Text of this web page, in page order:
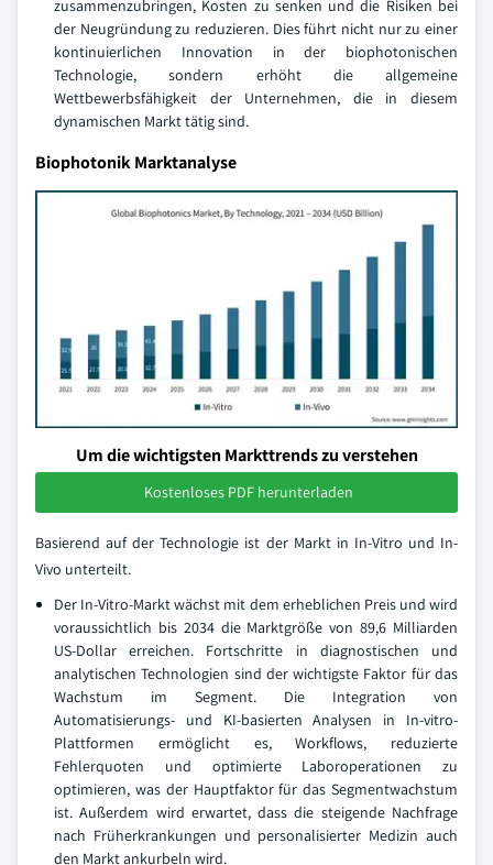
zusammenzubringen, Kosten zu senken und die Risiken bei
der Neugründung zu reduzieren. Dies führt nicht nur zu einer
kontinuierlichen Innovation in der biophotonischen
Technologie, sondern erhöht die allgemeine
Wettbewerbsfähigkeit der Unternehmen, die in diesem
dynamischen Markt tätig sind.
Biophotonik Marktanalyse
Um die wichtigsten Markttrends zu verstehen
Kostenloses PDF herunterladen
Basierend auf der Technologie ist der Markt in In-Vitro und In-
Vivo unterteilt.
Der In-Vitro-Markt wächst mit dem erheblichen Preis und wird
voraussichtlich bis 2034 die Marktgröße von 89,6 Milliarden
US-Dollar erreichen. Fortschritte in diagnostischen und
analytischen Technologien sind der wichtigste Faktor für das
Wachstum im Segment. Die Integration von
Automatisierungs- und KI-basierten Analysen in In-vitro-
Plattformen ermöglicht es, Workflows, reduzierte
Fehlerquoten und optimierte Laboroperationen zu
optimieren, was der Hauptfaktor für das Segmentwachstum
ist. Außerdem wird erwartet, dass die steigende Nachfrage
nach Früherkrankungen und personalisierter Medizin auch
den Markt ankurbeln wird.